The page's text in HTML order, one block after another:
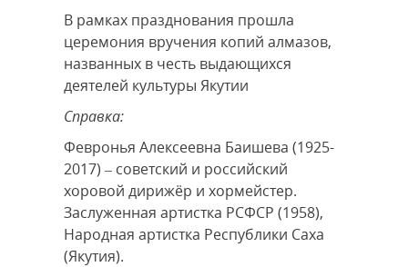
В рамках празднования прошла
церемония вручения копий алмазов,
названных в честь выдающихся
деятелей культуры Якутии
Справка:
Февронья Алексеевна Баишева (1925-
2017) – советский и российский
хоровой дирижёр и хормейстер.
Заслуженная артистка РСФСР (1958),
Народная артистка Республики Саха
(Якутия).